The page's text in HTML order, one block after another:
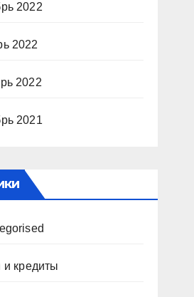
2022
2022
2022
2021
и кредиты